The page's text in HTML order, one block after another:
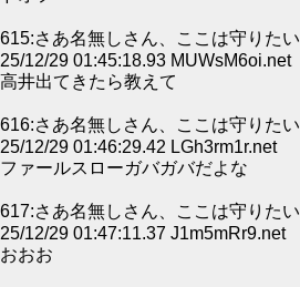
615:さあ名無しさん、ここは守りたい
25/12/29 01:45:18.93 MUWsM6oi.net
高井出てきたら教えて
616:さあ名無しさん、ここは守りたい
25/12/29 01:46:29.42 LGh3rm1r.net
ファールスローガバガバだよな
617:さあ名無しさん、ここは守りたい
25/12/29 01:47:11.37 J1m5mRr9.net
おおお